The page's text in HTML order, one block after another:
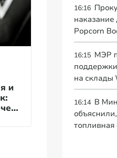
и
16:16
наказание
Popcorn
16:15 МЭР
на склады
16:14 В
топливная